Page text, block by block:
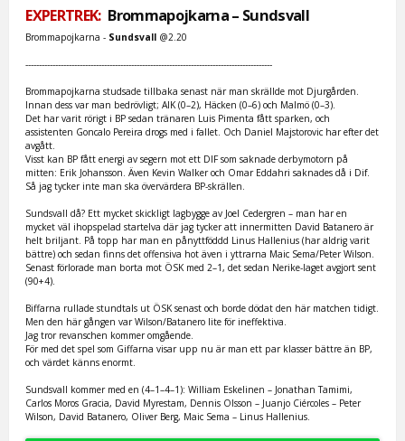
EXPERTREK:Brommapojkarna – Sundsvall
Brommapojkarna - Sundsvall @2.20
-------------------------------------------------------------------------------------------
Brommapojkarna studsade tillbaka senast när man skrällde mot Djurgården.
Innan dess var man bedrövligt; AIK (0–2), Häcken (0–6) och Malmö (0–3).
Det har varit rörigt i BP sedan tränaren Luis Pimenta fått sparken, och
assistenten Goncalo Pereira drogs med i fallet. Och Daniel Majstorovic har efter det
avgått.
Visst kan BP fått energi av segern mot ett DIF som saknade derbymotorn på
mitten: Erik Johansson. Även Kevin Walker och Omar Eddahri saknades då i Dif.
Så jag tycker inte man ska övervärdera BP-skrällen.
Sundsvall då? Ett mycket skickligt lagbygge av Joel Cedergren – man har en
mycket väl ihopspelad startelva där jag tycker att innermitten David Batanero är
helt briljant. På topp har man en pånyttföddd Linus Hallenius (har aldrig varit
bättre) och sedan finns det offensiva hot även i yttrarna Maic Sema/Peter Wilson.
Senast förlorade man borta mot ÖSK med 2–1, det sedan Nerike-laget avgjort sent
(90+4).
Biffarna rullade stundtals ut ÖSK senast och borde dödat den här matchen tidigt.
Men den här gången var Wilson/Batanero lite för ineffektiva.
Jag tror revanschen kommer omgående.
För med det spel som Giffarna visar upp nu är man ett par klasser bättre än BP,
och värdet känns enormt.
Sundsvall kommer med en (4–1–4–1): William Eskelinen – Jonathan Tamimi,
Carlos Moros Gracia, David Myrestam, Dennis Olsson – Juanjo Ciércoles – Peter
Wilson, David Batanero, Oliver Berg, Maic Sema – Linus Hallenius.